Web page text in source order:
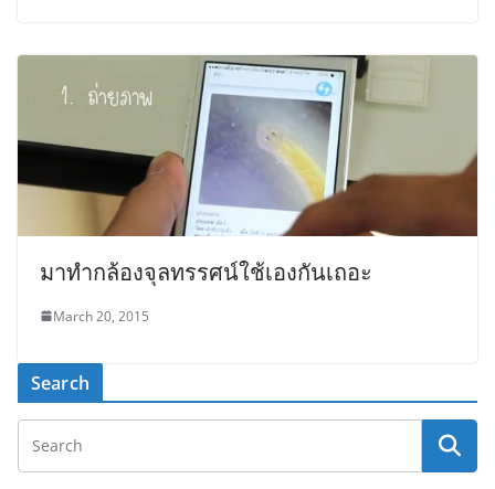
มาทำกล้องจุลทรรศน์ใช้เองกันเถอะ
March 20, 2015
Search